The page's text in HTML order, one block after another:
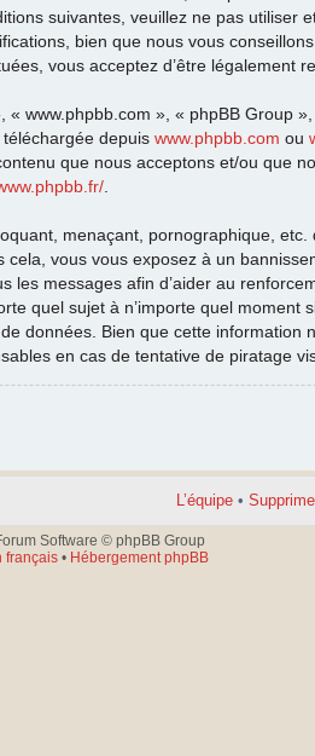
suivantes, veuillez ne pas
bien que nous vous
vous acceptez d’être légalement
www.phpbb.com », « phpBB Group
depuis www.phpbb.com ou
que nous acceptons et/ou que
menaçant, pornographique,
vous vous exposez à un
messages afin d’aider au
quel sujet à n’importe quel moment
données. Bien que cette
en cas de tentative de piratage
L’équipe •
Software © phpBB Group
français• Hébergement phpBB